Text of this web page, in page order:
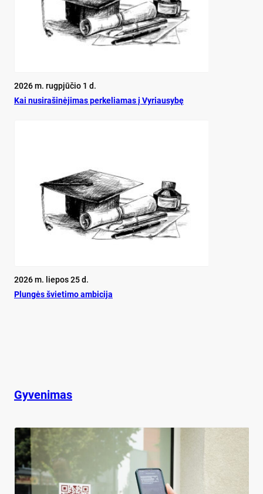
2026 m. rugpjūčio 1 d.
Kai nu­si­ra­ši­nė­ji­mas per­ke­lia­mas į Vy­riau­sy­bę
2026 m. liepos 25 d.
Plun­gės švie­ti­mo am­bi­ci­ja
Gyvenimas